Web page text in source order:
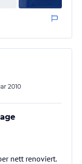
das Fenster -…
2010
nett renoviert.